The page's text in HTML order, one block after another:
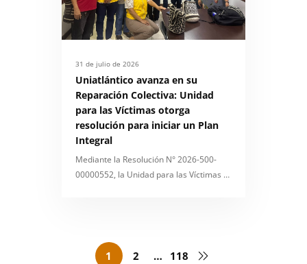
31 de julio de 2026
Uniatlántico avanza en su
Reparación Colectiva: Unidad
para las Víctimas otorga
resolución para iniciar un Plan
Integral
Mediante la Resolución N° 2026-500-
00000552, la Unidad para las Víctimas …
1 2 … 118